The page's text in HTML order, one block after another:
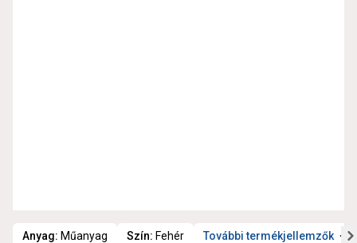
Anyag: Műanyag Szín: Fehér További termékjellemzők